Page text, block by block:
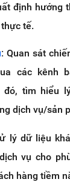
định hướng
tế.
: Quan sát
các kênh
đó, tìm hiểu
dịch vụ/sản
lý dữ liệu
vụ cho
hàng tiềm